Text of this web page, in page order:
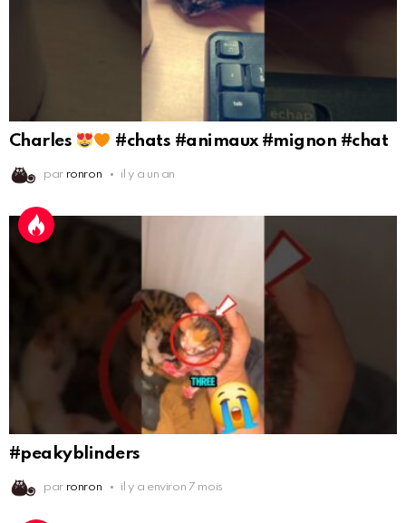
Charles #chats #animaux #mignon #chat
par ronron il y a un an
#peakyblinders
par ronron il y a environ 7 mois